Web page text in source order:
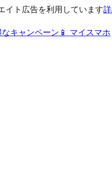
イト広告を利用しています
なキャンペーン 📱 マイスマホ